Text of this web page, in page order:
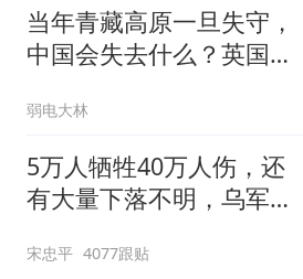
当年青藏高原一旦失守，
中国会失去什么？英国人
弱电大林
5万人牺牲40万人伤，还
有大量下落不明，乌军伤
宋忠平 4077跟贴